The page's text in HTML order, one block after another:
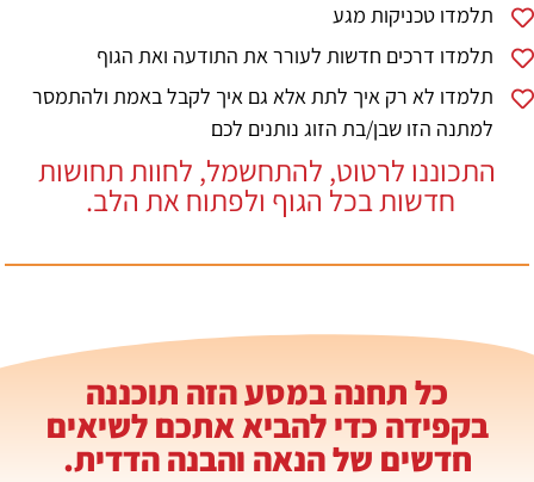
תלמדו טכניקות מגע
תלמדו דרכים חדשות לעורר את התודעה ואת הגוף
תלמדו לא רק איך לתת אלא גם איך לקבל באמת ולהתמסר
למתנה הזו שבן/בת הזוג נותנים לכם
התכוננו לרטוט, להתחשמל, לחוות תחושות
חדשות בכל הגוף ולפתוח את הלב. ​
כל תחנה במסע הזה תוכננה
בקפידה כדי להביא אתכם לשיאים
חדשים של הנאה והבנה הדדית.